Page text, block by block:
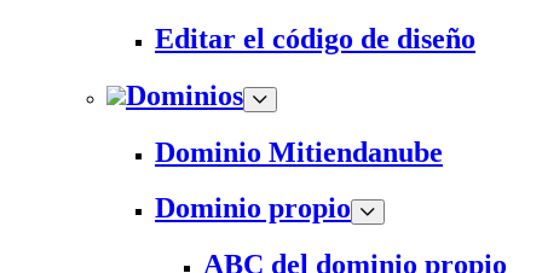
Editar el código de diseño
Dominios
Dominio Mitiendanube
Dominio propio
ABC del dominio propio